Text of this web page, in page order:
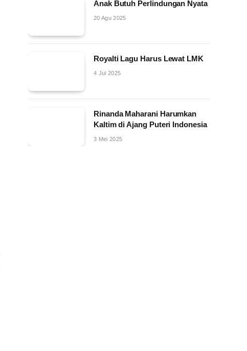
Anak Butuh Perlindungan Nyata
20 Agu 2025
Royalti Lagu Harus Lewat LMK
4 Jul 2025
Rinanda Maharani Harumkan
Kaltim di Ajang Puteri Indonesia
3 Mei 2025